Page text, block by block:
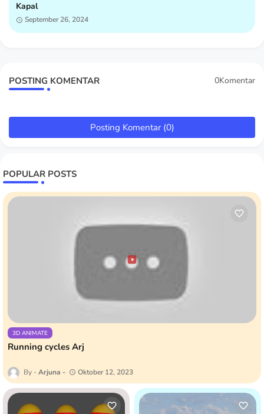
Kapal
September 26, 2024
POSTING KOMENTAR 0Komentar
Posting Komentar (0)
POPULAR POSTS
3D ANIMATE
Running cycles Arj
Arjuna Oktober 12, 2023